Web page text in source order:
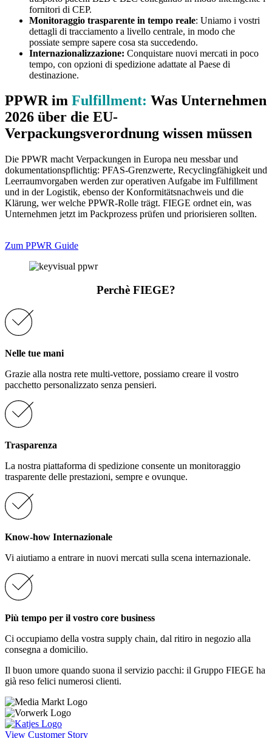
fornitori di CEP.
Monitoraggio trasparente in tempo reale: Uniamo i vostri
dettagli di tracciamento a livello centrale, in modo che
possiate sempre sapere cosa sta succedendo.
Internazionalizzazione: Conquistare nuovi mercati in poco
tempo, con opzioni di spedizione adattate al Paese di
destinazione.
PPWR im Fulfillment: Was Unternehmen
2026 über die EU-
Verpackungsverordnung wissen müssen
Die PPWR macht Verpackungen in Europa neu messbar und
dokumentationspflichtig: PFAS-Grenzwerte, Recyclingfähigkeit und
Leerraumvorgaben werden zur operativen Aufgabe im Fulfillment
und in der Logistik, ebenso der Konformitätsnachweis und die
Klärung, wer welche PPWR-Rolle trägt. FIEGE ordnet ein, was
Unternehmen jetzt im Packprozess prüfen und priorisieren sollten.
Zum PPWR Guide
Perchè FIEGE?
Nelle tue mani
Grazie alla nostra rete multi-vettore, possiamo creare il vostro
pacchetto personalizzato senza pensieri.
Trasparenza
La nostra piattaforma di spedizione consente un monitoraggio
trasparente delle prestazioni, sempre e ovunque.
Know-how Internazionale
Vi aiutiamo a entrare in nuovi mercati sulla scena internazionale.
Più tempo per il vostro core business
Ci occupiamo della vostra supply chain, dal ritiro in negozio alla
consegna a domicilio.
Il buon umore quando suona il servizio pacchi: il Gruppo FIEGE ha
già reso felici numerosi clienti.
View Customer Story